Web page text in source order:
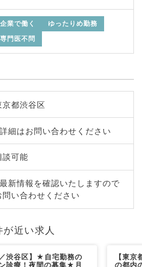
企業で働く
ゆったりめ勤務
専門医不問
京都渋谷区
細はお問い合わせください
談可能
新情報を確認いたしますので
問い合わせください
近い求人
／渋谷区】★自宅勤務の
診療！夜間の募集★月
【東
の都内